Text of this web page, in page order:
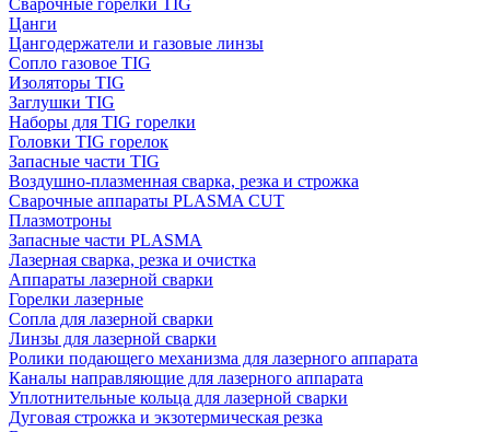
Сварочные горелки TIG
Цанги
Цангодержатели и газовые линзы
Сопло газовое TIG
Изоляторы TIG
Заглушки TIG
Наборы для TIG горелки
Головки TIG горелок
Запасные части TIG
Воздушно-плазменная сварка, резка и строжка
Сварочные аппараты PLASMA CUT
Плазмотроны
Запасные части PLASMA
Лазерная сварка, резка и очистка
Аппараты лазерной сварки
Горелки лазерные
Сопла для лазерной сварки
Линзы для лазерной сварки
Ролики подающего механизма для лазерного аппарата
Каналы направляющие для лазерного аппарата
Уплотнительные кольца для лазерной сварки
Дуговая строжка и экзотермическая резка